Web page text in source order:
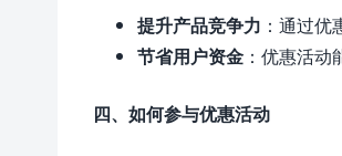
提升产品竞争力 ：通过
节省用户资金 ：优惠活
四、如何参与优惠活动